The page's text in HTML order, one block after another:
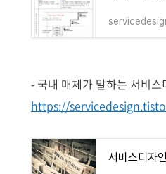
- 국내 매체가 말하는 서비스
https://